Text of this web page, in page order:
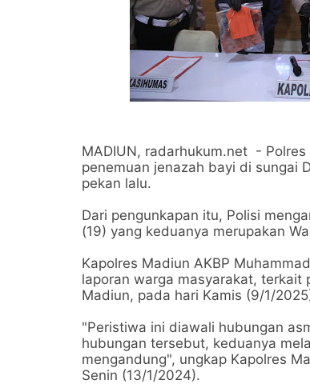
MADIUN, radarhukum.net -
penemuan jenazah bayi di sungai
pekan lalu.
Dari pengunkapan itu, Polisi
(19) yang keduanya merupakan
Kapolres Madiun AKBP
laporan warga masyarakat, terkait
Madiun, pada hari Kamis (9/1/
"Peristiwa ini diawali hubungan
hubungan tersebut, keduanya
mengandung", ungkap Kapolres
Senin (13/1/2024).